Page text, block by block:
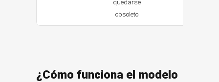
quedarse
obsoleto
¿Cómo funciona el modelo